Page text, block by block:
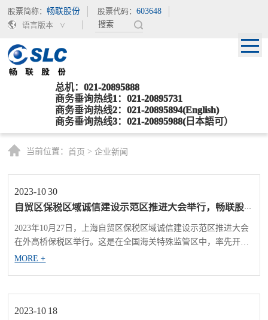
股票简称：畅联股份 股票代码：603648
语言版本
总机：021-20895888
商务垂询热线1：021-20895731
商务垂询热线2：021-20895894(English)
商务垂询热线3：021-20895988(日本語可）
当前位置：首页 > 企业新闻
2023-10 30
自贸区保税区域诚信建设示范区推进大会举行，畅联股
2023年10月27日，上海自贸区保税区域诚信建设示范区推进大会
在外高桥保税区举行。这是在全国海关特殊监管区中，率先开展
以构建信用为基础新型监管机制的新举措。 当天，保税区管理
区公安处、市...
MORE +
2023-10 18